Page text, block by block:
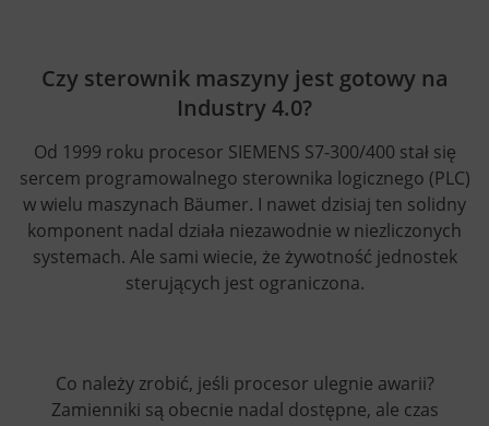
Czy sterownik maszyny jest gotowy na
Industry 4.0?
Od 1999 roku procesor SIEMENS S7-300/400 stał się
sercem programowalnego sterownika logicznego (PLC)
w wielu maszynach Bäumer. I nawet dzisiaj ten solidny
komponent nadal działa niezawodnie w niezliczonych
systemach. Ale sami wiecie, że żywotność jednostek
sterujących jest ograniczona.
Co należy zrobić, jeśli procesor ulegnie awarii?
Zamienniki są obecnie nadal dostępne, ale czas